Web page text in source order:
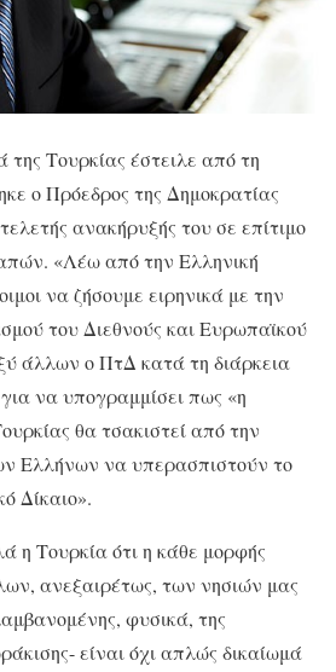
Τουρκίας έστειλε από τη
ο Πρόεδρος της Δημοκρατίας
ανακήρυξής του σε επίτιμο
«Λέω από την Ελληνική
να ζήσουμε ειρηνικά με την
του Διεθνούς και Ευρωπαϊκού
άλλων ο ΠτΔ κατά τη διάρκεια
να υπογραμμίσει πως «η
θα τσακιστεί από την
Ελλήνων να υπερασπιστούν το
Δίκαιο».
η Τουρκία ότι η κάθε μορφής
ανεξαιρέτως, των νησιών μας
φυσικά, της
είναι όχι απλώς δικαίωμά